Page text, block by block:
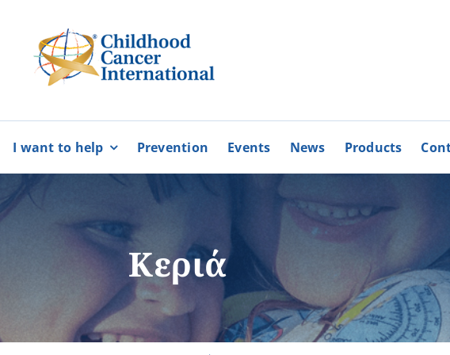
Partnerships
Cyprus Alliance for Rare Disorders
Pancyprian Volunteerism Coordinative Council
Cyprus Federation of Patients’ Associations
I want to help
BECOME
A MEMBER
More
BECOME
A VOLUNTEER
More
Prevention Events News Products
Κεριά